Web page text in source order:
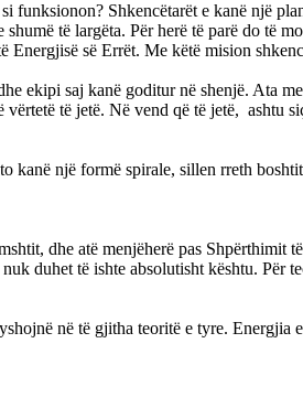
funksionon? Shkencëtarët e kanë një
të largëta. Për herë të parë do të
së Errët. Me këtë mision
ekipi saj kanë goditur në shenjë. Ata
të jetë. Në vend që të jetë, ashtu
një formë spirale, sillen rreth
dhe atë menjëherë pas
duhet të ishte absolutisht kështu. Për
në të gjitha teoritë e tyre.